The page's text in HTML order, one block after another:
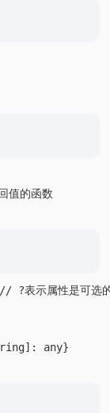
值的函数
示属性是可选
any}